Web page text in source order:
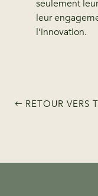
seulement
leur
l’innovation.
RETOUR VERS